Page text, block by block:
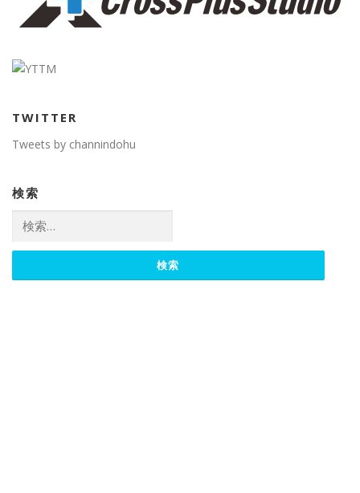
TWITTER
Tweets by channindohu
検索
索: